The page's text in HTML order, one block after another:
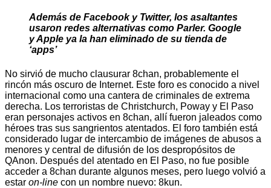
Además de Facebook y Twitter, los asaltantes
usaron redes alternativas como Parler. Google
y Apple ya la han eliminado de su tienda de
‘apps’
No sirvió de mucho clausurar 8chan, probablemente el
rincón más oscuro de Internet. Este foro es conocido a nivel
internacional como una cantera de criminales de extrema
derecha. Los terroristas de Christchurch, Poway y El Paso
eran personajes activos en 8chan, allí fueron jaleados como
héroes tras sus sangrientos atentados. El foro también está
considerado lugar de intercambio de imágenes de abusos a
menores y central de difusión de los despropósitos de
QAnon. Después del atentado en El Paso, no fue posible
acceder a 8chan durante algunos meses, pero luego volvió a
estar on-line con un nombre nuevo: 8kun.